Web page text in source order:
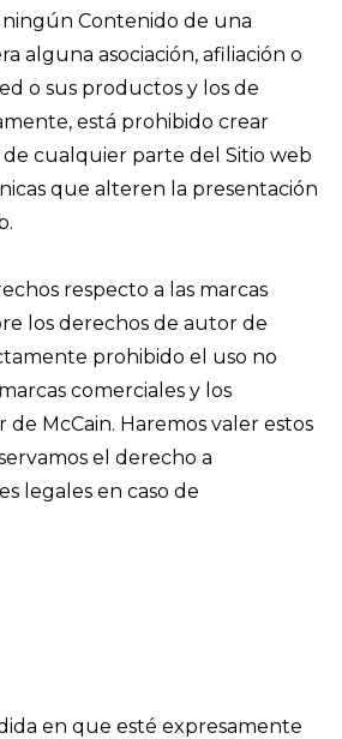
Contenido de una
alguna asociación, afiliación o
o sus productos y los de
está prohibido crear
cualquier parte del Sitio web
que alteren la presentación
respecto a las marcas
los derechos de autor de
prohibido el uso no
comerciales y los
McCain. Haremos valer estos
el derecho a
legales en caso de
en que esté expresamente